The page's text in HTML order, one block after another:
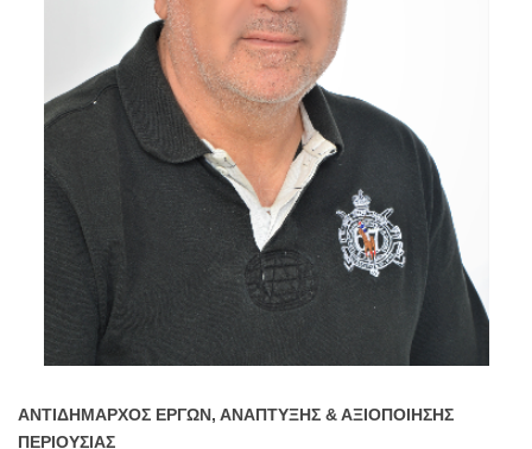
ΑΝΤΙΔΗΜΑΡΧΟΣ ΕΡΓΩΝ, ΑΝΑΠΤΥΞΗΣ & ΑΞΙΟΠΟΙΗΣΗΣ
ΠΕΡΙΟΥΣΙΑΣ